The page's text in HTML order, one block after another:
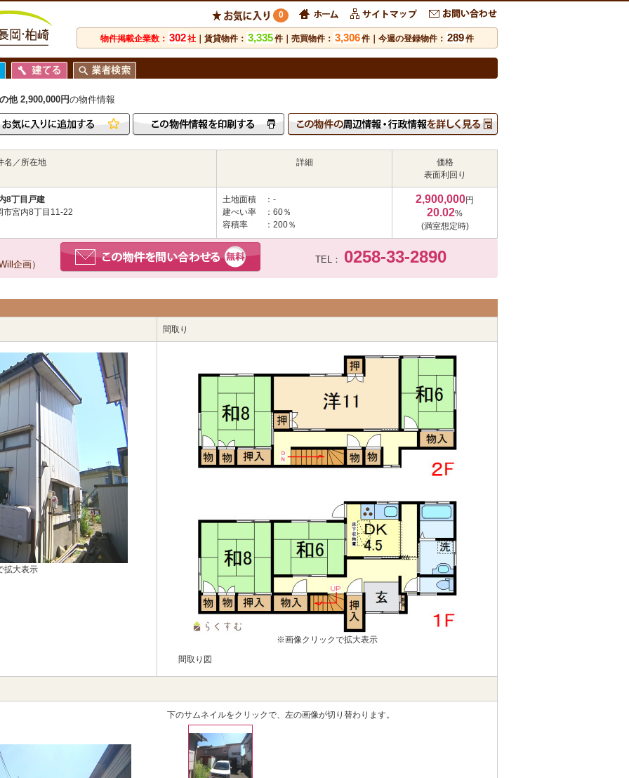
0
物件掲載企業数： 302社 ｜賃貸物件： 3,335件｜売買物件： 3,306件｜今週の登録物件： 289件
他 2,900,000円の物件情報
名／所在地 詳細
価格
表面利回り
8丁目戸建
市宮内8丁目11-22
土地面積
：-
建ぺい率
：60％
容積率
：200％
2,900,000円
20.02%
(満室想定時)
企画） TEL： 0258-33-2890
間取り
拡大表示
※画像クリックで拡大表示
間取り図
下のサムネイルをクリックで、左の画像が切り替わります。